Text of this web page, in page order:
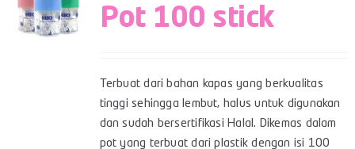
Pot 100 stick
Terbuat dari bahan kapas yang berkualitas
tinggi sehingga lembut, halus untuk digunakan
dan sudah bersertifikasi Halal. Dikemas dalam
pot yang terbuat dari plastik dengan isi 100